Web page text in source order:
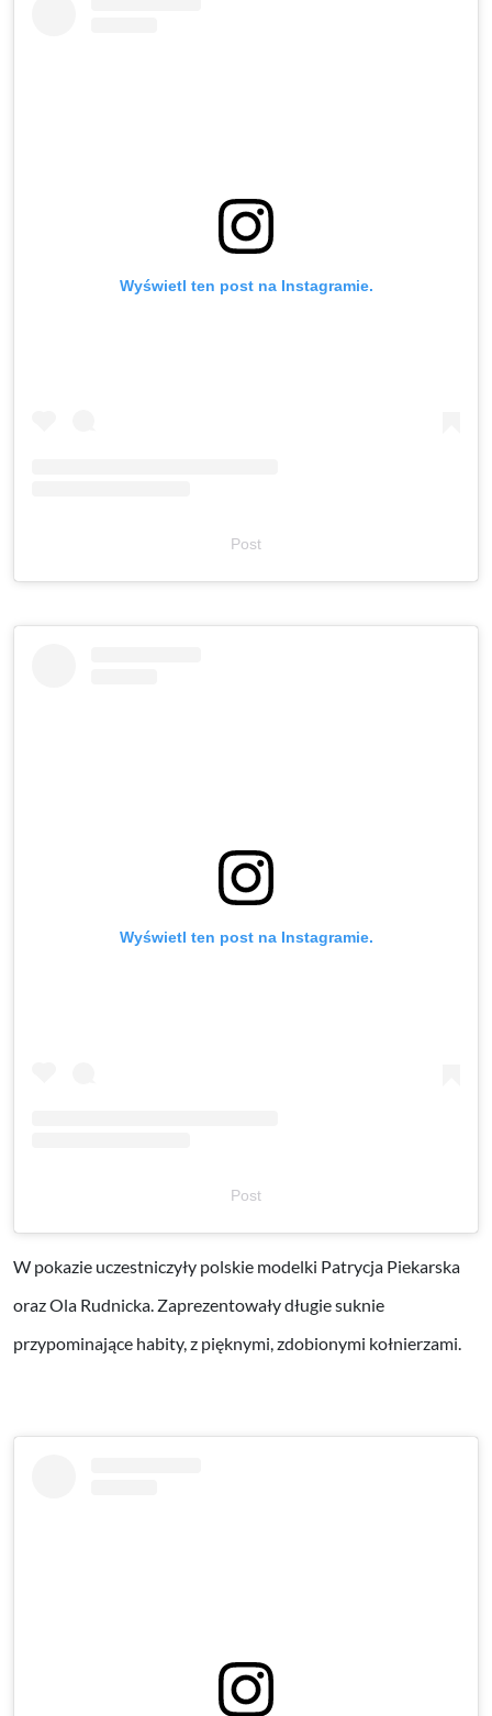
Wyświetl ten post na Instagramie.
Post
Wyświetl ten post na Instagramie.
Post
W pokazie uczestniczyły polskie modelki Patrycja Piekarska
oraz Ola Rudnicka. Zaprezentowały długie suknie
przypominające habity, z pięknymi, zdobionymi kołnierzami.